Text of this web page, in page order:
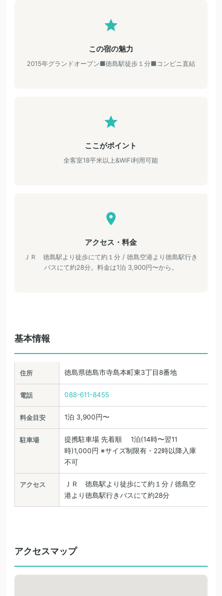
この宿の魅力
2015年グランドオープン■徳島駅徒歩１分■コンビニ直結
ここがポイント
全客室18平米以上&WiFi利用可能
アクセス・料金
ＪＲ 徳島駅より徒歩にて約１分 / 徳島空港より徳島駅行き
バスにて約28分。料金は1泊 3,900円〜から。
基本情報
住所 徳島県徳島市寺島本町東3丁目8番地
電話 088-611-8455
料金目安 1泊 3,900円〜
駐車場
提携駐車場 先着順 1泊(14時〜翌11
時)1,000円 ※サイズ制限有・22時以降入庫
不可
アクセス
ＪＲ 徳島駅より徒歩にて約１分 / 徳島空
港より徳島駅行きバスにて約28分
アクセスマップ